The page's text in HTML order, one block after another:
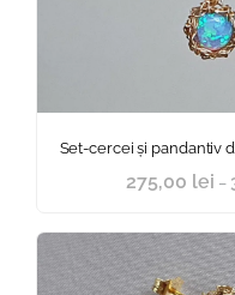
Set-cercei și pandantiv
275,00 lei –